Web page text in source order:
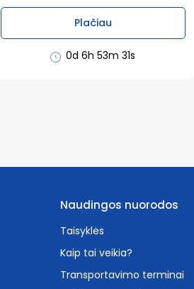
Plačiau
0d 6h 53m 30s
Naudingos nuorodos
Taisyklės
Kaip tai veikia?
Transportavimo terminai